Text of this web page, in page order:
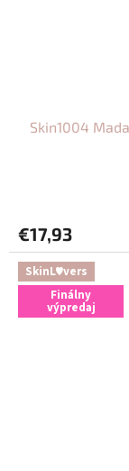
Skin1004
€17,93
SkinL♥vers
Finálny
výpredaj